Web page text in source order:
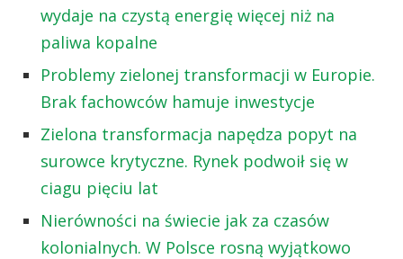
wydaje na czystą energię więcej niż na
paliwa kopalne
Problemy zielonej transformacji w Europie.
Brak fachowców hamuje inwestycje
Zielona transformacja napędza popyt na
surowce krytyczne. Rynek podwoił się w
ciagu pięciu lat
Nierówności na świecie jak za czasów
kolonialnych. W Polsce rosną wyjątkowo